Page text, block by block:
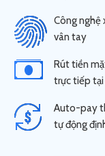
Công nghệ
vân tay
Rút tiền
trực tiếp tại
Auto-pay
tự động